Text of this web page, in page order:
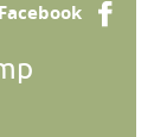
Facebook